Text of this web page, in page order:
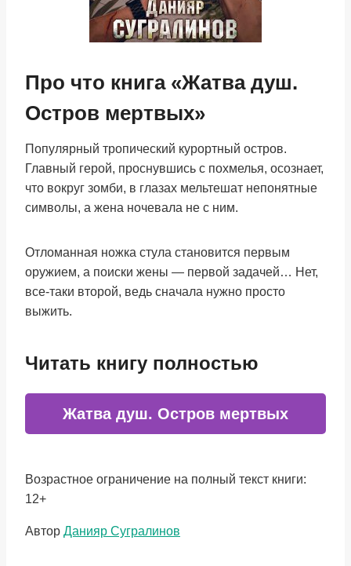
Про что книга «Жатва душ.
Остров мертвых»
Популярный тропический курортный остров.
Главный герой, проснувшись с похмелья, осознает,
что вокруг зомби, в глазах мельтешат непонятные
символы, а жена ночевала не с ним.
Отломанная ножка стула становится первым
оружием, а поиски жены — первой задачей… Нет,
все-таки второй, ведь сначала нужно просто
выжить.
Читать книгу полностью
Жатва душ. Остров мертвых
Возрастное ограничение на полный текст книги:
12+
Метки
Автор Данияр Сугралинов